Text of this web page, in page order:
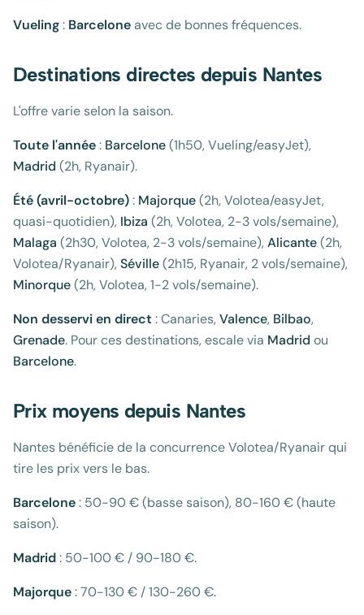
Vueling: Barceloneavec de bonnes fréquences.
Destinations directes depuis Nantes
L'offre varie selon la saison.
Toute l'année: Barcelone(1h50, Vueling/easyJet),
Madrid (2h, Ryanair).
Été (avril-octobre): Majorque(2h, Volotea/easyJet,
quasi-quotidien), Ibiza (2h, Volotea, 2-3 vols/semaine),
Malaga (2h30, Volotea, 2-3 vols/semaine),Alicante(2h,
Volotea/Ryanair),Séville(2h15, Ryanair, 2 vols/semaine),
Minorque(2h, Volotea, 1-2 vols/semaine).
Non desservi en direct : Canaries,Valence, Bilbao,
Grenade. Pour ces destinations, escale via Madrid ou
Barcelone.
Prix moyens depuis Nantes
Nantes bénéficie de la concurrence Volotea/Ryanair qui
tire les prix vers le bas.
Barcelone: 50-90 € (basse saison), 80-160 € (haute
saison).
Madrid: 50-100 € / 90-180 €.
Majorque: 70-130 € / 130-260 €.